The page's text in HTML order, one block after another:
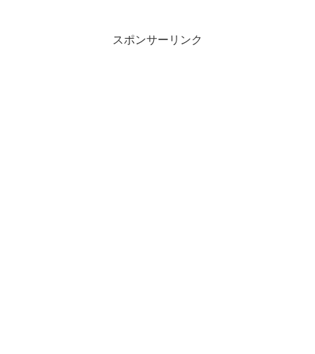
スポンサーリンク